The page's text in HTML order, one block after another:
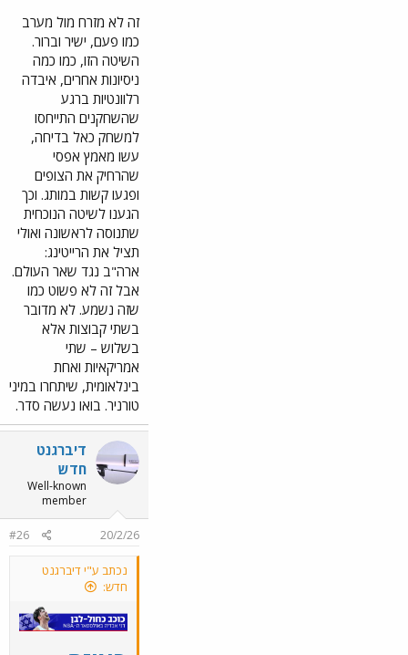
במשחק הכוכבים של
הליגה הטובה בעולם.
אמנם שלושה
מהשחקנים שהקהל
הכי ציפה לראות, יאניס
אנדטוקומבו, סטף קרי
ושיי גילג'ס-אלכסנדר,
לא יטלו חלק במשחקים
בעקבות פציעות, אך אל
דאגה, כישרון לא יהיה
חסר על הפרקט ביום
ראשון (24:00 שעון
ישראל) בלוס אנג'לס.
לכבוד האירוע הנוצץ,
ערכנו את דירוג
העוצמה ל-25
המשתתפים - קבלו
אותו.
קווין דוראנט ודני אבדיה
(צילום: Troy
Wayrynen-Imagn
Images)
צפה בקובץ המצורף
142087
השתחל לאולסטאר
סטף קרי. סקורר מצוין,
שהעמיד מספרים
נהדרים בניו אורלינס,
וקיבל סוף-סוף הזדמנות
זה לא מזרח מול מערב
כמו פעם, ישיר וברור.
השיטה הזו, כמו כמה
ניסיונות אחרים, איבדה
רלוונטיות ברגע
שהשחקנים התייחסו
למשחק כאל בדיחה,
עשו מאמץ אפסי
שהרחיק את הצופים
ופגעו קשות במותג. וכך
הגענו לשיטה הנוכחית
שתנוסה לראשונה ואולי
תציל את הרייטינג:
ארה"ב נגד שאר העולם.
אבל זה לא פשוט כמו
שזה נשמע. לא מדובר
בשתי קבוצות אלא
בשלוש – שתי
אמריקאיות ואחת
בינלאומית, שיתחרו במיני
טורניר. בואו נעשה סדר.
דיברגנט
חדש
Well-known
member
20/2/26
#26
נכתב ע"י דיברגנט
חדש: